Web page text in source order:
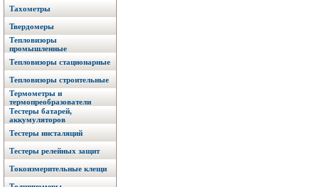
Тахометры
Твердомеры
Тепловизоры
промышленные
Тепловизоры стационарные
Тепловизоры строительные
Термометры и
термопреобразователи
Тестеры батарей,
аккумуляторов
Тестеры инсталяций
Тестеры релейных защит
Токоизмерительные клещи